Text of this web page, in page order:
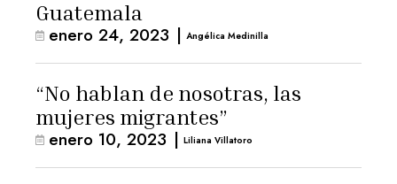
Guatemala
enero 24, 2023 | Angélica Medinilla
“No hablan de nosotras, las
mujeres migrantes”
enero 10, 2023 | Liliana Villatoro